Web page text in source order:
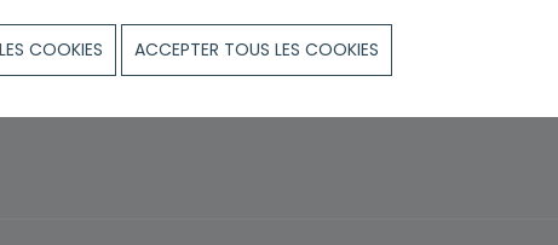
COOKIES ACCEPTER TOUS LES COOKIES